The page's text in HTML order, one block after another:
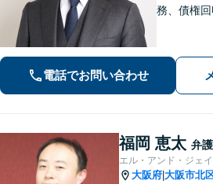
務、債権回
意識して
ださい。
電話でお問い合わせ
福岡 恵太 弁
エル・アンド・ジェ
大阪府 大阪市北